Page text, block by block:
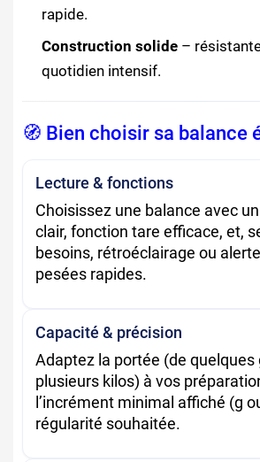
rapide.
Construction solide –
quotidien intensif.
🧭 Bien choisir sa balance
Lecture & fonctions
Choisissez une balance avec
clair, fonction tare efficace, et,
besoins, rétroéclairage ou
pesées rapides.
Capacité & précision
Adaptez la portée (de quelques
plusieurs kilos) à vos
l’incrément minimal affiché (g
régularité souhaitée.